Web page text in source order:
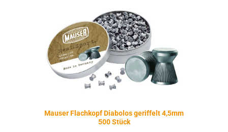
Mauser Flachkopf Diabolos geriffelt 4,5mm
500 Stück